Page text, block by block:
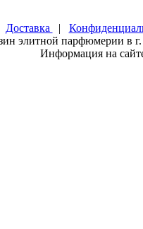
Доставка |
элитной парфюмерии в
Информация на